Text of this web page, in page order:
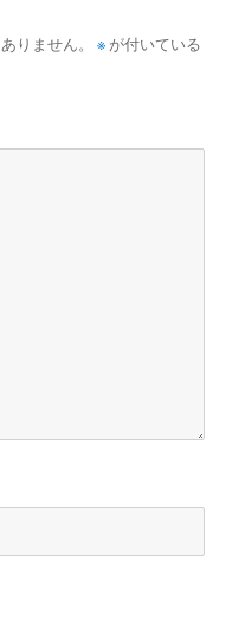
りません。 ※ が付いている